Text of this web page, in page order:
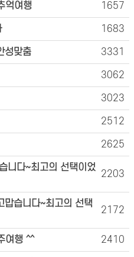
억여행 1657
1683
성맞춤 3331
3062
3023
2512
2625
니다~최고의 선택이었
2203
맙습니다~최고의 선택
2172
여행 ^^ 2410